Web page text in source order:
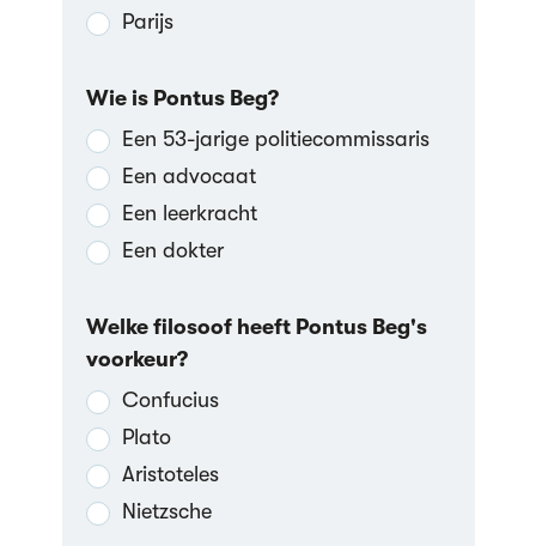
Parijs
Wie is Pontus Beg?
Een 53-jarige politiecommissaris
Een advocaat
Een leerkracht
Een dokter
Welke filosoof heeft Pontus Beg's
voorkeur?
Confucius
Plato
Aristoteles
Nietzsche